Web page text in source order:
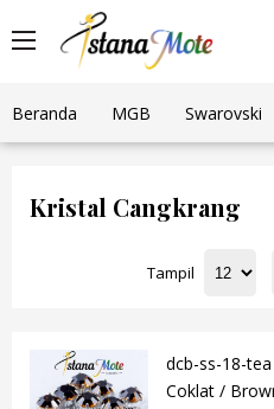
Beranda MGB Swarovski
Kristal Cangkrang
Tampil
dcb-ss-18-
Coklat /